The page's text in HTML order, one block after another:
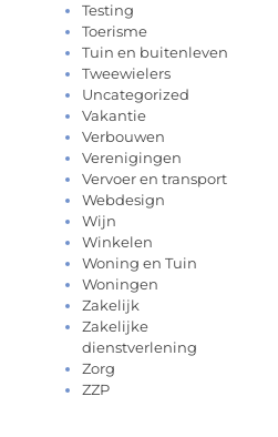
Testing
Toerisme
Tuin en buitenleven
Tweewielers
Uncategorized
Vakantie
Verbouwen
Verenigingen
Vervoer en transport
Webdesign
Wijn
Winkelen
Woning en Tuin
Woningen
Zakelijk
Zakelijke
dienstverlening
Zorg
ZZP